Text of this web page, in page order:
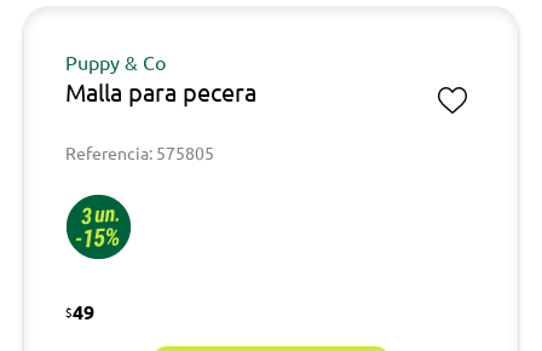
Puppy & Co
Malla para pecera
Referencia: 575805
$49